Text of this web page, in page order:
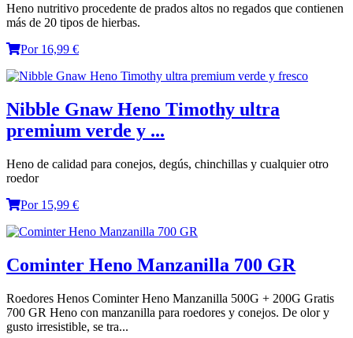
Heno nutritivo procedente de prados altos no regados que contienen
más de 20 tipos de hierbas.
Por 16,99 €
Nibble Gnaw Heno Timothy ultra
premium verde y ...
Heno de calidad para conejos, degús, chinchillas y cualquier otro
roedor
Por 15,99 €
Cominter Heno Manzanilla 700 GR
Roedores Henos Cominter Heno Manzanilla 500G + 200G Gratis
700 GR Heno con manzanilla para roedores y conejos. De olor y
gusto irresistible, se tra...